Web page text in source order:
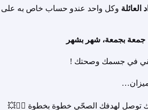
وكل واحد عندو حساب خاص به على
جمعة بجمعة، شهر بشهر
في جسمك وصحتك !
توصل لهدفك الصحّي خطوة بخطوة 🏃‍♂️💥